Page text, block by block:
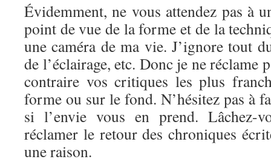
Évidemment, ne vous attendez pas à
point de vue de la forme et de la
une caméra de ma vie. J’ignore tout
de l’éclairage, etc. Donc je ne réclame
contraire vos critiques les plus
forme ou sur le fond. N’hésitez pas à
si l’envie vous en prend. Lâchez-
réclamer le retour des chroniques
une raison.